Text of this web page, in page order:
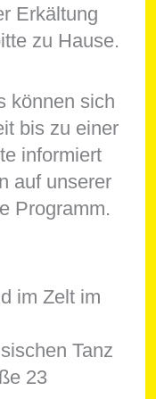
Erkältung
zu Hause.
können sich
bis zu einer
informiert
auf unserer
Programm.
im Zelt im
Tanz
23